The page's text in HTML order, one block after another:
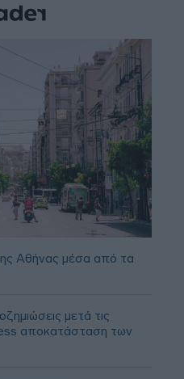
Αθήνας μέσα από τα
μετά τις
αποκατάσταση των